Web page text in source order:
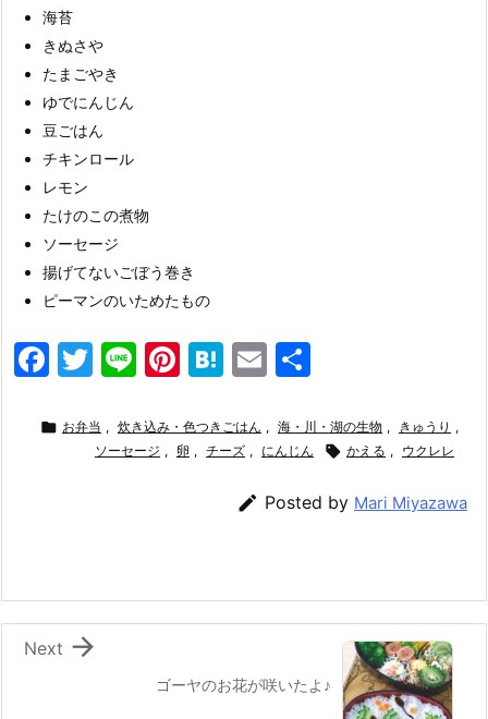
海苔
きぬさや
たまごやき
ゆでにんじん
豆ごはん
チキンロール
レモン
たけのこの煮物
ソーセージ
揚げてないごぼう巻き
ピーマンのいためたもの
F
c
k
T
itt
er
Li
e
Pi
er
e
H
e
n
a
E
ai
l
 お弁当 , 炊き込み・色つきごはん , 海・川・湖の生物 , きゅうり ,
ソーセージ , 卵 , チーズ , にんじん  かえる , ウクレレ
 Posted by Mari Miyazawa
ゴーヤのお花が咲いたよ♪

Next